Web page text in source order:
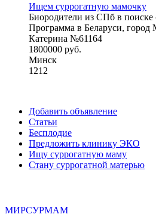
Ищем суррогатную мамочку
Биородители из СПб в поиске
Программа в Беларуси, город
Катерина №61164
1800000 руб.
Минск
1212
Добавить объявление
Статьи
Бесплодие
Предложить клинику ЭКО
Ищу суррогатную маму
Стану суррогатной матерью
МИРСУРМАМ